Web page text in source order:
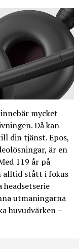
mycket
Då kan
din tjänst. Epos,
är en
119 år på
alltid stått i fokus
utmaningarna
huvudvärken –